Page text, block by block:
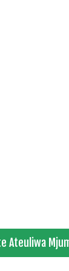
Ateuliwa